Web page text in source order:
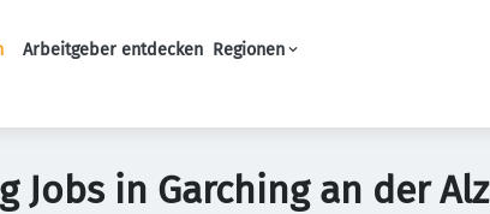
Arbeitgeber entdecken Regionen
Jobs in Garching an der Alz